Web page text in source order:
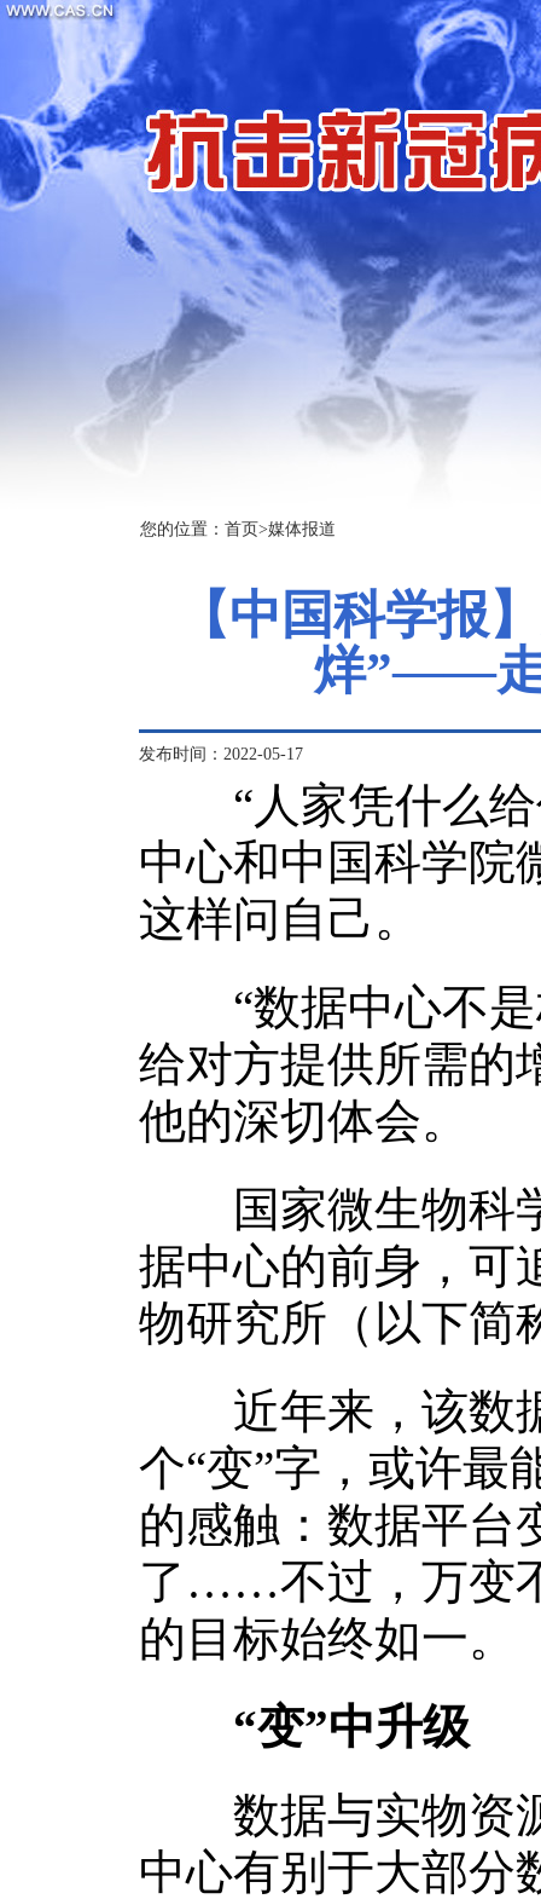
您的位置： 首页>媒体报道
【中国科学报
烊”——走
发布时间：2022-05-17
“人家凭什么给
中心和中国科学院
这样问自己。
“数据中心不是
给对方提供所需的
他的深切体会。
国家微生物科学
据中心的前身，可
物研究所（以下简
近年来，该数据
个“变”字，或许最
的感触：数据平台
了……不过，万变
的目标始终如一。
“变”中升级
数据与实物资源
中心有别于大部分